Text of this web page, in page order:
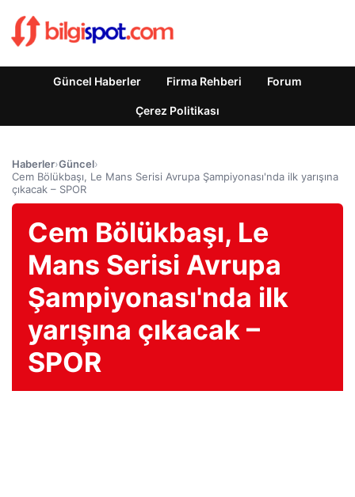
Güncel Haberler Firma Rehberi Forum
Çerez Politikası
Haberler›Güncel›
Cem Bölükbaşı, Le Mans Serisi Avrupa Şampiyonası'nda ilk yarışına
çıkacak – SPOR
Cem Bölükbaşı, Le
Mans Serisi Avrupa
Şampiyonası'nda ilk
yarışına çıkacak –
SPOR